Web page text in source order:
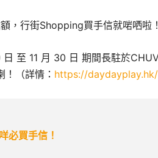
，行街Shopping買手信就啱哂啦！
至 11 月 30 日 期間長駐於
（詳情： https://
必買手信！